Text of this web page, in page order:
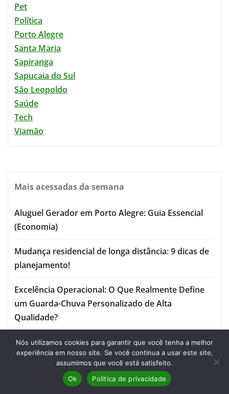
Pet
Política
Porto Alegre
Santa Maria
Sapiranga
Sapucaia do Sul
São Leopoldo
Saúde
Tech
Viamão
Mais acessadas da semana
Aluguel Gerador em Porto Alegre: Guia Essencial
(Economia)
Mudança residencial de longa distância: 9 dicas de
planejamento!
Excelência Operacional: O Que Realmente Define
um Guarda-Chuva Personalizado de Alta
Qualidade?
Melhores Criadores de Exotic e Micro: Guia
Essencial 2026 (Saúde Garantida)
Soluções tecnológicas para indústrias: Inovação
Nós utilizamos cookies para garantir que você tenha a melhor
experiência em nosso site. Se você continua a usar este site,
assumimos que você está satisfeito.
Ok
Política de privacidade